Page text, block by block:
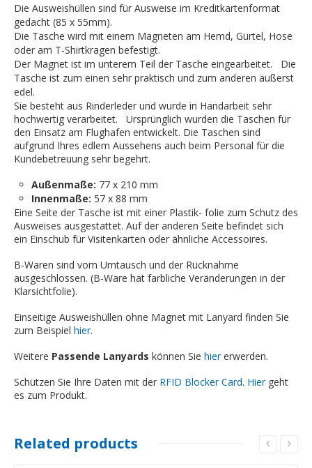
Die Ausweishüllen sind für Ausweise im Kreditkartenformat
gedacht (85 x 55mm).
Die Tasche wird mit einem Magneten am Hemd, Gürtel, Hose
oder am T-Shirtkragen befestigt.
Der Magnet ist im unterem Teil der Tasche eingearbeitet. Die
Tasche ist zum einen sehr praktisch und zum anderen äußerst
edel.
Sie besteht aus Rinderleder und wurde in Handarbeit sehr
hochwertig verarbeitet. Ursprünglich wurden die Taschen für
den Einsatz am Flughafen entwickelt. Die Taschen sind
aufgrund Ihres edlem Aussehens auch beim Personal für die
Kundebetreuung sehr begehrt.
Außenmaße: 77 x 210 mm
Innenmaße: 57 x 88 mm
Eine Seite der Tasche ist mit einer Plastik- folie zum Schutz des
Ausweises ausgestattet. Auf der anderen Seite befindet sich
ein Einschub für Visitenkarten oder ähnliche Accessoires.
B-Waren sind vom Umtausch und der Rücknahme
ausgeschlossen. (B-Ware hat farbliche Veränderungen in der
Klarsichtfolie).
Einseitige Ausweishüllen ohne Magnet mit Lanyard finden Sie
zum Beispiel hier.
Weitere Passende Lanyards können Sie hiererwerden.
Schützen Sie Ihre Daten mit der RFID Blocker Card. Hiergeht
es zum Produkt.
Related products